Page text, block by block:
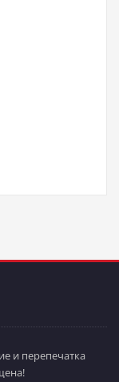
и перепечатка